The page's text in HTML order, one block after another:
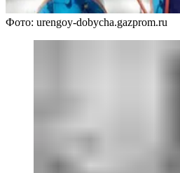
Фото: urengoy-dobycha.gazprom.ru